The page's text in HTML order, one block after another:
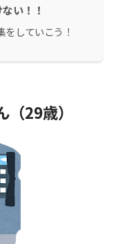
い！！
をしていこう！
29歳）